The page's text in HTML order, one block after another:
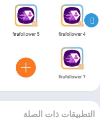
التطبيقات ذات الصلة